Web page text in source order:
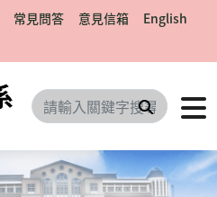
常見問答 意見信箱 English
搜尋